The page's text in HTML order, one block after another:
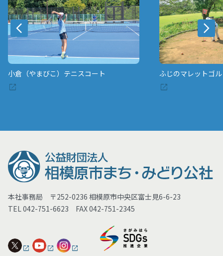
小倉（やまびこ）テニスコート ふじのマレットゴ
本社事務局 〒252-0236 相模原市中央区富士見6-6-23
TEL 042-751-6623 FAX 042-751-2345